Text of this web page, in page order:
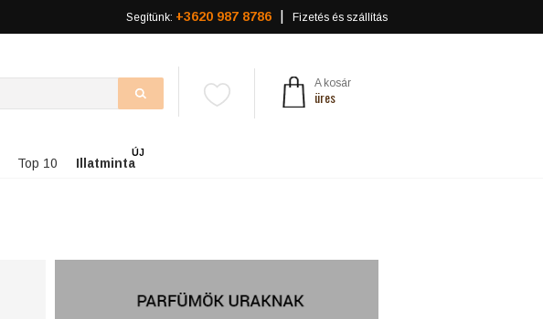
Segítünk: +3620 987 8786 Fizetés és szállítás
A kosár
üres
Top 10 Illatminta
ÚJ